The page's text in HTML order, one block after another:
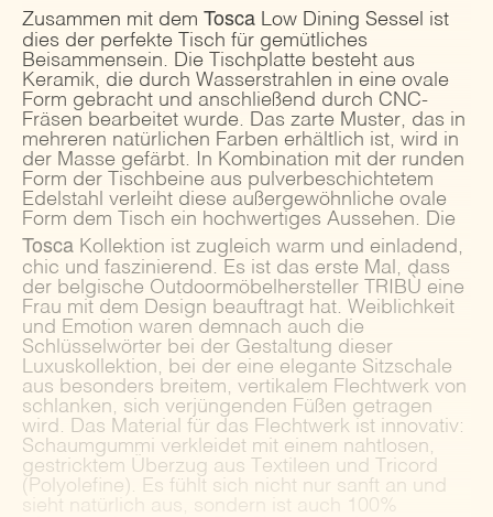
Zusammen mit dem Tosca Low Dining Sessel ist
dies der perfekte Tisch für gemütliches
Beisammensein. Die Tischplatte besteht aus
Keramik, die durch Wasserstrahlen in eine ovale
Form gebracht und anschließend durch CNC-
Fräsen bearbeitet wurde. Das zarte Muster, das in
mehreren natürlichen Farben erhältlich ist, wird in
der Masse gefärbt. In Kombination mit der runden
Form der Tischbeine aus pulverbeschichtetem
Edelstahl verleiht diese außergewöhnliche ovale
Form dem Tisch ein hochwertiges Aussehen. Die
Tosca Kollektion ist zugleich warm und einladend,
chic und faszinierend. Es ist das erste Mal, dass
der belgische Outdoormöbelhersteller TRIBÙ eine
Frau mit dem Design beauftragt hat. Weiblichkeit
und Emotion waren demnach auch die
Schlüsselwörter bei der Gestaltung dieser
Luxuskollektion, bei der eine elegante Sitzschale
aus besonders breitem, vertikalem Flechtwerk von
schlanken, sich verjüngenden Füßen getragen
wird. Das Material für das Flechtwerk ist innovativ:
Schaumgummi verkleidet mit einem nahtlosen,
gestricktem Überzug aus Textileen und Tricord
(Polyolefine). Es fühlt sich nicht nur sanft an und
sieht natürlich aus, sondern ist auch 100%